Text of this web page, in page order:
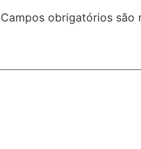
Campos obrigatórios são